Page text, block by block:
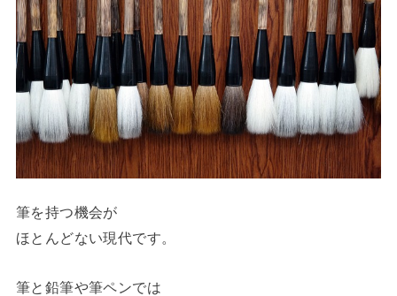
筆を持つ機会が
ほとんどない現代です。
筆と鉛筆や筆ペンでは